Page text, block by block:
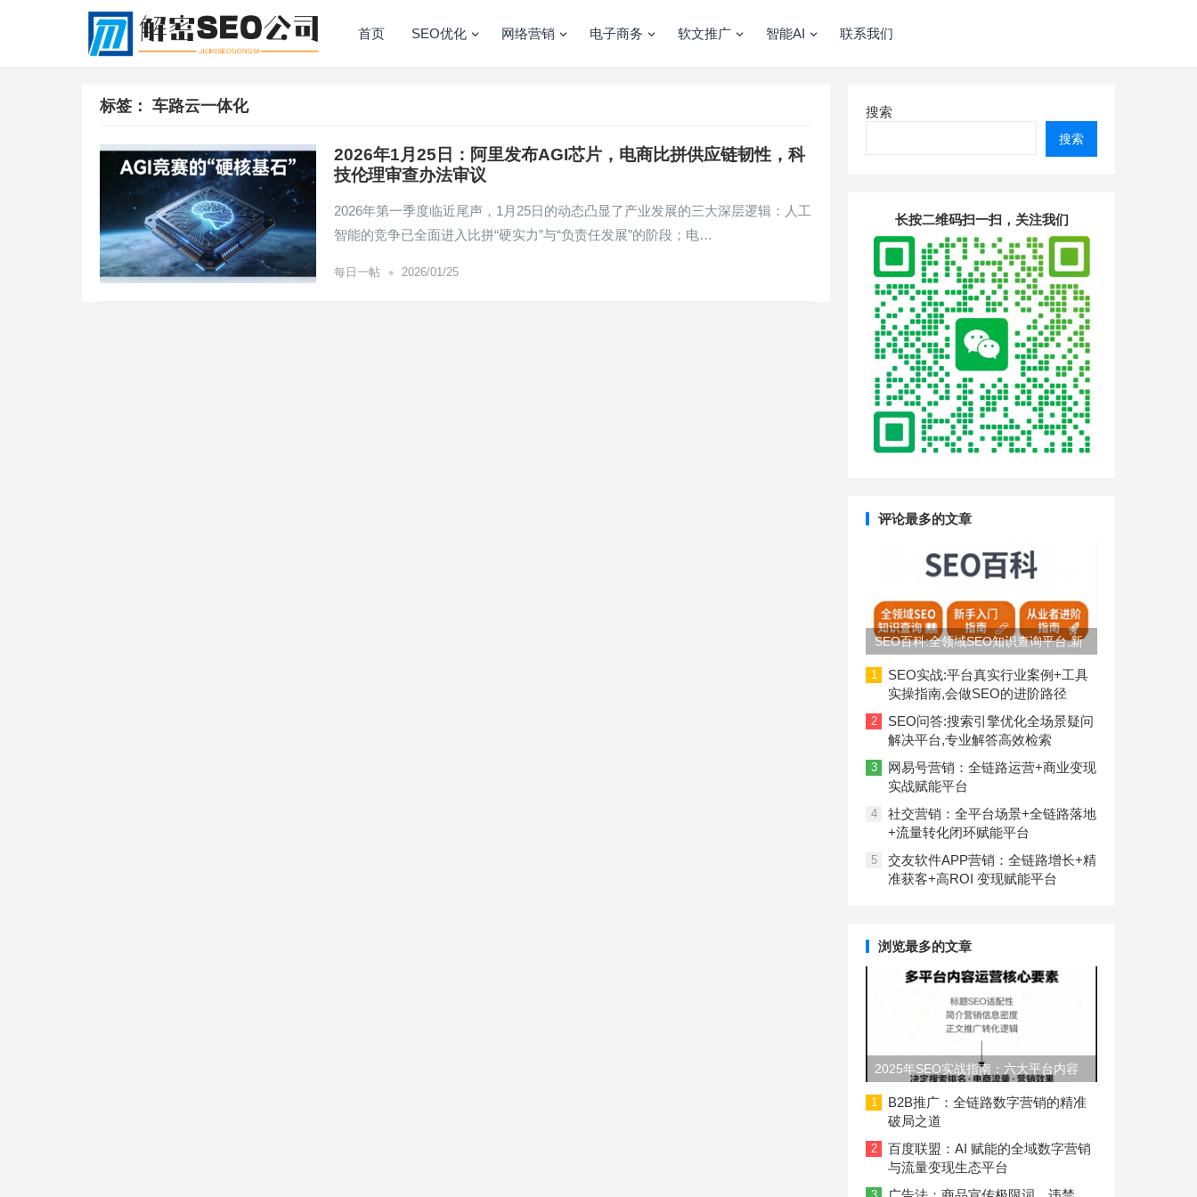
首页 SEO优化 网络营销 电子商务 软文推广 智能AI 联系我们
标签： 车路云一体化
2026年1月25日：阿里发布AGI芯片，电商比拼供应链韧性，科
技伦理审查办法审议
2026年第一季度临近尾声，1月25日的动态凸显了产业发展的三大深层逻辑：人工
智能的竞争已全面进入比拼“硬实力”与“负责任发展”的阶段；电…
每日一帖 • 2026/01/25
搜索
搜索
长按二维码扫一扫，关注我们
评论最多的文章
SEO百科:全领域SEO知识查询平台,新
手入门到从业者进阶指南
1
SEO实战:平台真实行业案例+工具
实操指南,会做SEO的进阶路径
2
SEO问答:搜索引擎优化全场景疑问
解决平台,专业解答高效检索
3
网易号营销：全链路运营+商业变现
实战赋能平台
4
社交营销：全平台场景+全链路落地
+流量转化闭环赋能平台
5
交友软件APP营销：全链路增长+精
准获客+高ROI 变现赋能平台
浏览最多的文章
2025年SEO实战指南：六大平台内容
长度与结构规范
1
B2B推广：全链路数字营销的精准
破局之道
2
百度联盟：AI 赋能的全域数字营销
与流量变现生态平台